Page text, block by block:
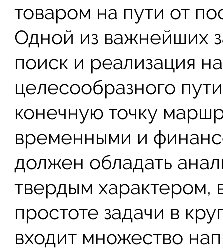
товаром на пути от
Одной из важнейших
поиск и реализация
целесообразного
конечную точку
временными и
должен обладать
твердым характером,
простоте задачи в
входит множество